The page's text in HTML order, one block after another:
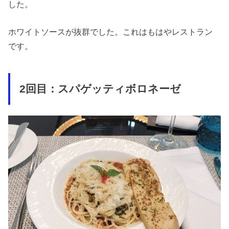
した。
ホワイトソースが抜群でした。これはもはやレストラン
です。
2回目：スパゲッティボロネーゼ